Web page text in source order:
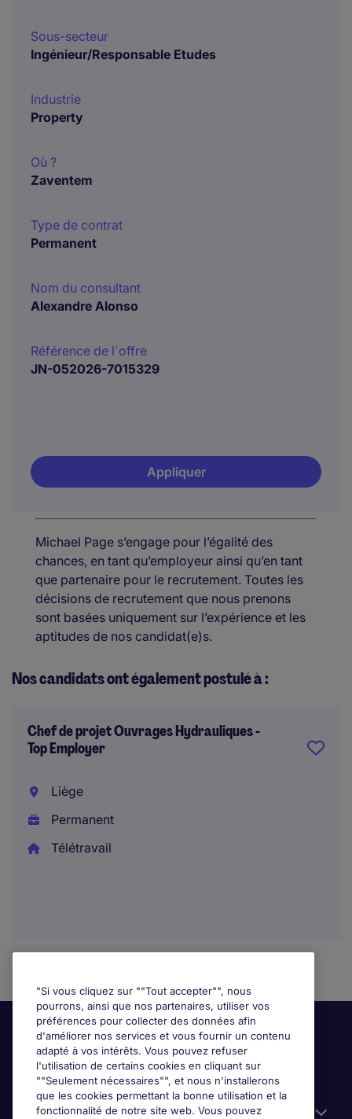
Sous-secteur
Ingénieur/Responsable Etudes
Industrie
Property
Où ?
Zaventem
Type de contrat
Permanent
Nom du consultant
Alexandre Alonso
Référence de l´offre
JN-052026-7015329
Appliquer
Michael Page s’engage pour l’égalité des
chances, en tant qu’employeur ainsi qu’en tant
que partenaire pour le recrutement. Toutes les
décisions de recrutement que nous prenons
sont basées uniquement sur l’expérience et les
aptitudes de nos candidat(e)s.
Nos candidats ont également postulé à :
Chef de projet Ouvrages Hydrauliques -
Top Employer
Liège
Permanent
Télétravail
Liens utiles
"Si vous cliquez sur ""Tout accepter"", nous
pourrons, ainsi que nos partenaires, utiliser vos
préférences pour collecter des données afin
d'améliorer nos services et vous fournir un contenu
adapté à vos intérêts. Vous pouvez refuser
l'utilisation de certains cookies en cliquant sur
""Seulement nécessaires"", et nous n'installerons
que les cookies permettant la bonne utilisation et la
fonctionnalité de notre site web. Vous pouvez